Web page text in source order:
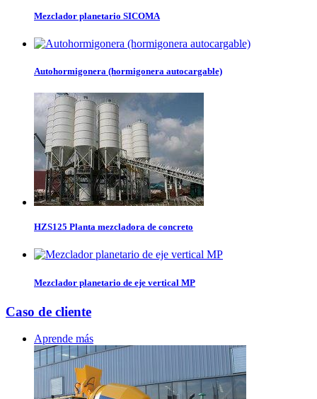
Mezclador planetario SICOMA
Autohormigonera (hormigonera autocargable)
HZS125 Planta mezcladora de concreto
Mezclador planetario de eje vertical MP
Caso de cliente
Aprende más